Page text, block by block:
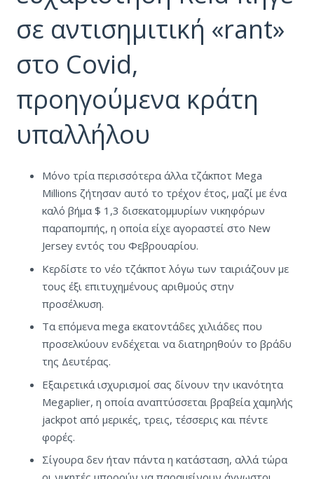
σε αντισημιτική «rant»
στο Covid,
προηγούμενα κράτη
υπαλλήλου
Μόνο τρία περισσότερα άλλα τζάκποτ Mega
Millions ζήτησαν αυτό το τρέχον έτος, μαζί με ένα
καλό βήμα $ 1,3 δισεκατομμυρίων νικηφόρων
παραπομπής, η οποία είχε αγοραστεί στο New
Jersey εντός του Φεβρουαρίου.
Κερδίστε το νέο τζάκποτ λόγω των ταιριάζουν με
τους έξι επιτυχημένους αριθμούς στην
προσέλκυση.
Τα επόμενα mega εκατοντάδες χιλιάδες που
προσελκύουν ενδέχεται να διατηρηθούν το βράδυ
της Δευτέρας.
Εξαιρετικά ισχυρισμοί σας δίνουν την ικανότητα
Megaplier, η οποία αναπτύσσεται βραβεία χαμηλής
jackpot από μερικές, τρεις, τέσσερις και πέντε
φορές.
Σίγουρα δεν ήταν πάντα η κατάσταση, αλλά τώρα